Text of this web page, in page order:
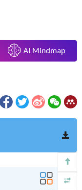
AI Mindmap